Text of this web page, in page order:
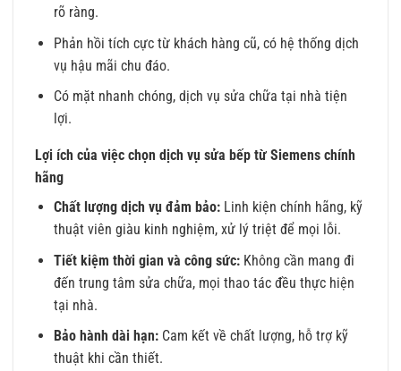
rõ ràng.
Phản hồi tích cực từ khách hàng cũ, có hệ thống dịch
vụ hậu mãi chu đáo.
Có mặt nhanh chóng, dịch vụ sửa chữa tại nhà tiện
lợi.
Lợi ích của việc chọn dịch vụ sửa bếp từ Siemens chính
hãng
Chất lượng dịch vụ đảm bảo:Linh kiện chính hãng, kỹ
thuật viên giàu kinh nghiệm, xử lý triệt để mọi lỗi.
Tiết kiệm thời gian và công sức:Không cần mang đi
đến trung tâm sửa chữa, mọi thao tác đều thực hiện
tại nhà.
Bảo hành dài hạn:Cam kết về chất lượng, hỗ trợ kỹ
thuật khi cần thiết.